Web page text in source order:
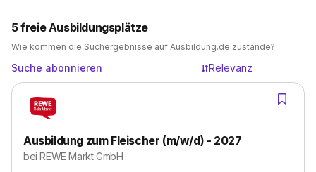
5freie Ausbildungsplätze
Wie kommen die Suchergebnisse auf Ausbildung.de zustande?
Suche abonnieren Relevanz
Ausbildung zum Fleischer (m/w/d) - 2027
beiREWE Markt GmbH